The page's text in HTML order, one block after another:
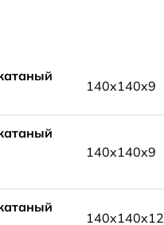
140x140x9
140x140x9
140x140x12